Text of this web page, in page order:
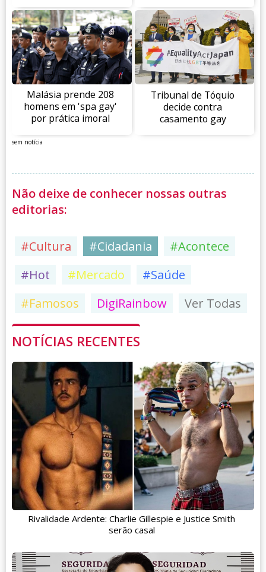
Malásia prende 208
homens em 'spa gay'
por prática imoral
Tribunal de Tóquio
decide contra
casamento gay
sem notícia
Não deixe de conhecer nossas outras
editorias:
#Cultura #Cidadania
#Acontece
#Hot
#Mercado
#Saúde
#Famosos
DigiRainbow Ver Todas
NOTÍCIAS RECENTES
Rivalidade Ardente: Charlie Gillespie e Justice Smith
serão casal